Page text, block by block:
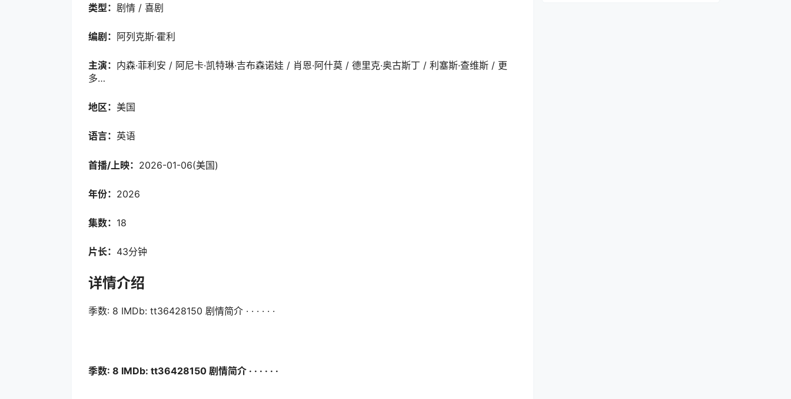
类型： 剧情 / 喜剧
编剧： 阿列克斯·霍利
主演： 内森·菲利安 / 阿尼卡·凯特琳·吉布森诺娃 / 肖恩·阿什莫 / 德里克·奥古斯丁 / 利塞斯·查维斯 / 更
多…
地区： 美国
语言： 英语
首播/上映： 2026-01-06(美国)
年份： 2026
集数： 18
片长： 43分钟
详情介绍
季数: 8 IMDb: tt36428150 剧情简介 · · · · · ·
季数: 8 IMDb: tt36428150 剧情简介 · · · · · ·